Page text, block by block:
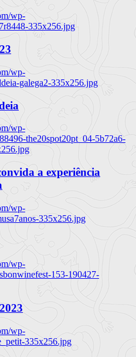
wp-
335x256.jpg
wp-
galega2-335x256.jpg
wp-
the20spot20pt_04-5b72a6-
a experiência
wp-
335x256.jpg
wp-
153-190427-
wp-
335x256.jpg